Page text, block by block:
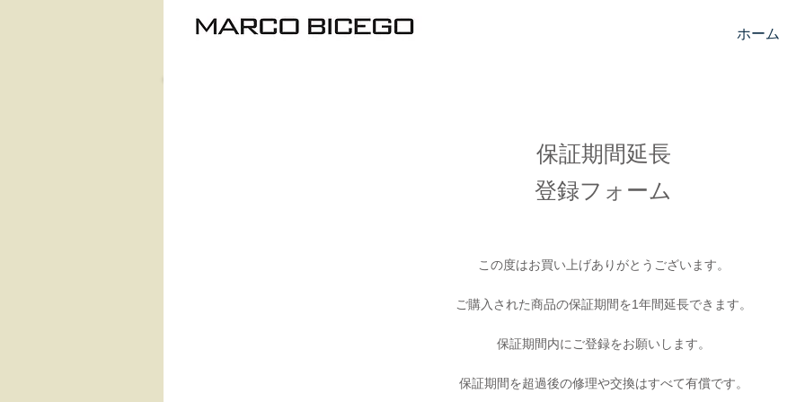
ホーム
保証期間延長
​ 登録フォーム
この度はお買い上げありがとうございます。
ご購入された商品の保証期間を1年間延長できます。
保証期間内にご登録をお願いします。
保証期間を超過後の修理や交換はすべて有償です。